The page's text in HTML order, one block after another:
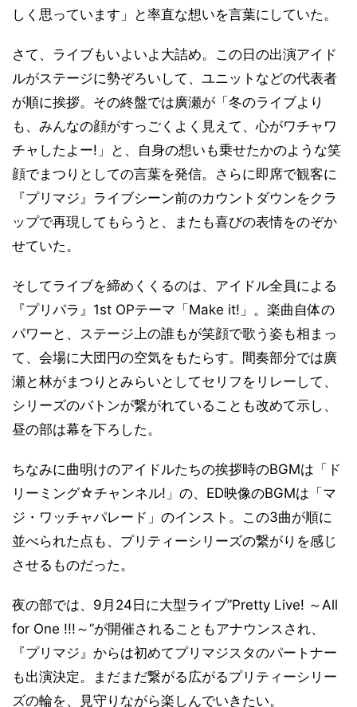
しく思っています」と率直な想いを言葉にしていた。
さて、ライブもいよいよ大詰め。この日の出演アイド
ルがステージに勢ぞろいして、ユニットなどの代表者
が順に挨拶。その終盤では廣瀬が「冬のライブより
も、みんなの顔がすっごくよく見えて、心がワチャワ
チャしたよー!」と、自身の想いも乗せたかのような笑
顔でまつりとしての言葉を発信。さらに即席で観客に
『プリマジ』ライブシーン前のカウントダウンをクラ
ップで再現してもらうと、またも喜びの表情をのぞか
せていた。
そしてライブを締めくくるのは、アイドル全員による
『プリパラ』1st OPテーマ「Make it!」。楽曲自体の
パワーと、ステージ上の誰もが笑顔で歌う姿も相まっ
て、会場に大団円の空気をもたらす。間奏部分では廣
瀬と林がまつりとみらいとしてセリフをリレーして、
シリーズのバトンが繋がれていることも改めて示し、
昼の部は幕を下ろした。
ちなみに曲明けのアイドルたちの挨拶時のBGMは「ド
リーミング☆チャンネル!」の、ED映像のBGMは「マ
ジ・ワッチャパレード」のインスト。この3曲が順に
並べられた点も、プリティーシリーズの繋がりを感じ
させるものだった。
夜の部では、9月24日に大型ライブ”Pretty Live! ～All
for One !!!～”が開催されることもアナウンスされ、
『プリマジ』からは初めてプリマジスタのパートナー
も出演決定。まだまだ繋がる広がるプリティーシリー
ズの輪を、見守りながら楽しんでいきたい。